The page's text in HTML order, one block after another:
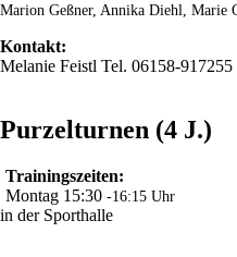
Marion Geßner, Annika Diehl, Marie
Kontakt:
Melanie Feistl Tel. 06158-917255
Purzelturnen (4 J.)
Trainingszeiten:
Montag 15:30 -16:15 Uhr
in der Sporthalle